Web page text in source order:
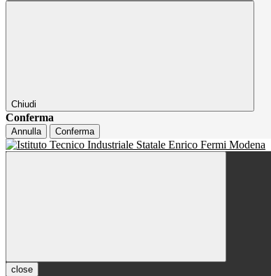
Chiudi
Conferma
Annulla Conferma
close